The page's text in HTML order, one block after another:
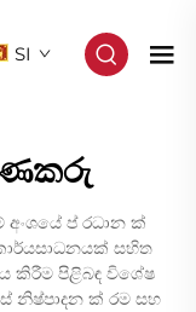
SI
ප් රධාන ක්
සහිත
කිරීම පිළිබඳ විශේෂ
නිෂ්පාදන ක් රම සහ